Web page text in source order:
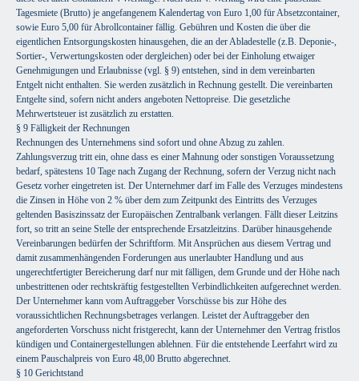
Tagesmiete (Brutto) je angefangenem Kalendertag von Euro 1,00 für Absetzcontainer,
sowie Euro 5,00 für Abrollcontainer fällig. Gebühren und Kosten die über die
eigentlichen Entsorgungskosten hinausgehen, die an der Abladestelle (z.B. Deponie-,
Sortier-, Verwertungskosten oder dergleichen) oder bei der Einholung etwaiger
Genehmigungen und Erlaubnisse (vgl. § 9) entstehen, sind in dem vereinbarten
Entgelt nicht enthalten. Sie werden zusätzlich in Rechnung gestellt. Die vereinbarten
Entgelte sind, sofern nicht anders angeboten Nettopreise. Die gesetzliche
Mehrwertsteuer ist zusätzlich zu erstatten.
§ 9 Fälligkeit der Rechnungen
Rechnungen des Unternehmens sind sofort und ohne Abzug zu zahlen.
Zahlungsverzug tritt ein, ohne dass es einer Mahnung oder sonstigen Voraussetzung
bedarf, spätestens 10 Tage nach Zugang der Rechnung, sofern der Verzug nicht nach
Gesetz vorher eingetreten ist. Der Unternehmer darf im Falle des Verzuges mindestens
die Zinsen in Höhe von 2 % über dem zum Zeitpunkt des Eintritts des Verzuges
geltenden Basiszinssatz der Europäischen Zentralbank verlangen. Fällt dieser Leitzins
fort, so tritt an seine Stelle der entsprechende Ersatzleitzins. Darüber hinausgehende
Vereinbarungen bedürfen der Schriftform. Mit Ansprüchen aus diesem Vertrag und
damit zusammenhängenden Forderungen aus unerlaubter Handlung und aus
ungerechtfertigter Bereicherung darf nur mit fälligen, dem Grunde und der Höhe nach
unbestrittenen oder rechtskräftig festgestellten Verbindlichkeiten aufgerechnet werden.
Der Unternehmer kann vom Auftraggeber Vorschüsse bis zur Höhe des
voraussichtlichen Rechnungsbetrages verlangen. Leistet der Auftraggeber den
angeforderten Vorschuss nicht fristgerecht, kann der Unternehmer den Vertrag fristlos
kündigen und Containergestellungen ablehnen. Für die entstehende Leerfahrt wird zu
einem Pauschalpreis von Euro 48,00 Brutto abgerechnet.
§ 10 Gerichtstand